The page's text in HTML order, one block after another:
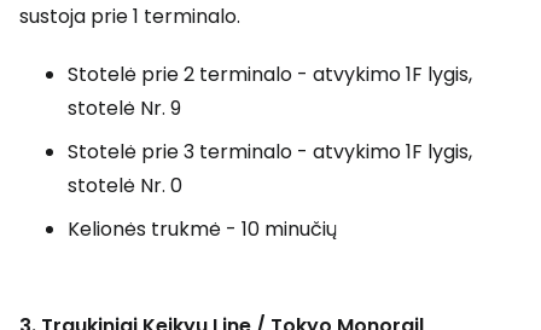
sustoja prie 1 terminalo.
Stotelė prie 2 terminalo - atvykimo 1F lygis,
stotelė Nr. 9
Stotelė prie 3 terminalo - atvykimo 1F lygis,
stotelė Nr. 0
Kelionės trukmė - 10 minučių